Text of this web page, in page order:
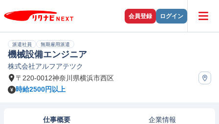
会員登録 ログイン
派遣社員 無期雇用派遣
機械設備エンジニア
株式会社アルフアテツク
〒220-0012神奈川県横浜市西区
時給2500円以上
仕事概要 企業情報